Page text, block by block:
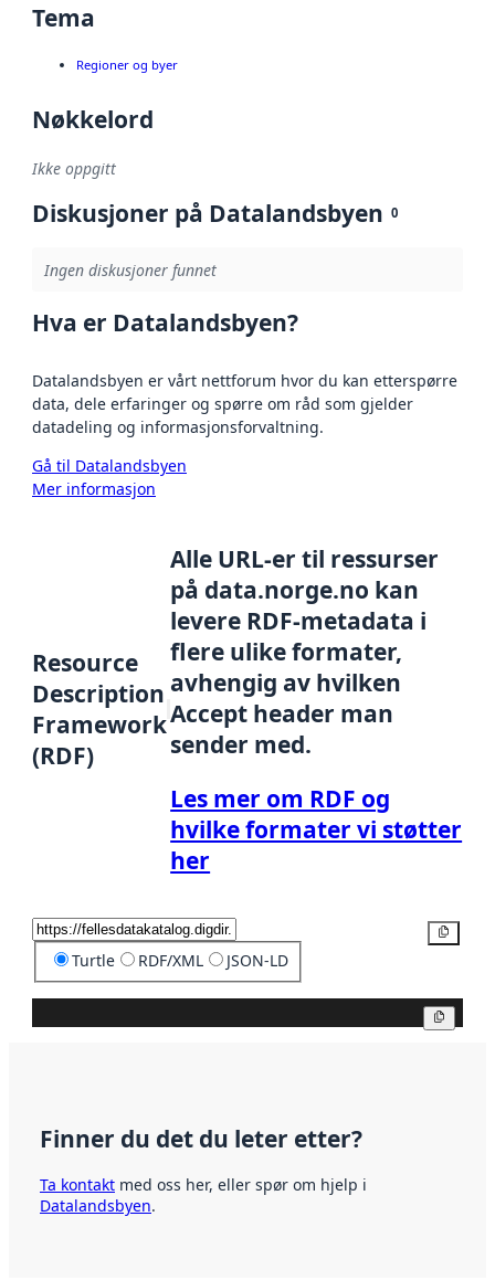
Tema
Regioner og byer
Nøkkelord
Ikke oppgitt
Diskusjoner på Datalandsbyen 0
Ingen diskusjoner funnet
Hva er Datalandsbyen?
Datalandsbyen er vårt nettforum hvor du kan etterspørre
data, dele erfaringer og spørre om råd som gjelder
datadeling og informasjonsforvaltning.
Gå til Datalandsbyen
Mer informasjon
Resource
Description
Framework
(RDF)
Alle URL-er til ressurser
på data.norge.no kan
levere RDF-metadata i
flere ulike formater,
avhengig av hvilken
Accept header man
sender med.
Les mer om RDF og
hvilke formater vi støtter
her
Turtle RDF/XML JSON-LD
Finner du det du leter etter?
Ta kontakt med oss her, eller spør om hjelp i
Datalandsbyen.